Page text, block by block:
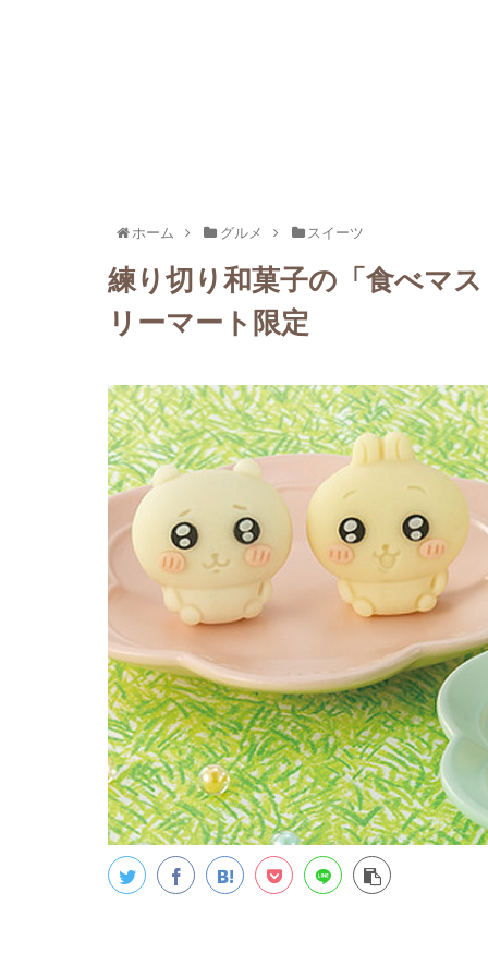
ホーム グルメ スイーツ
練り切り和菓子の「食べマ
リーマート限定